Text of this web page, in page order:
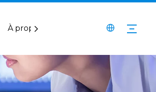
À propos de nous Service